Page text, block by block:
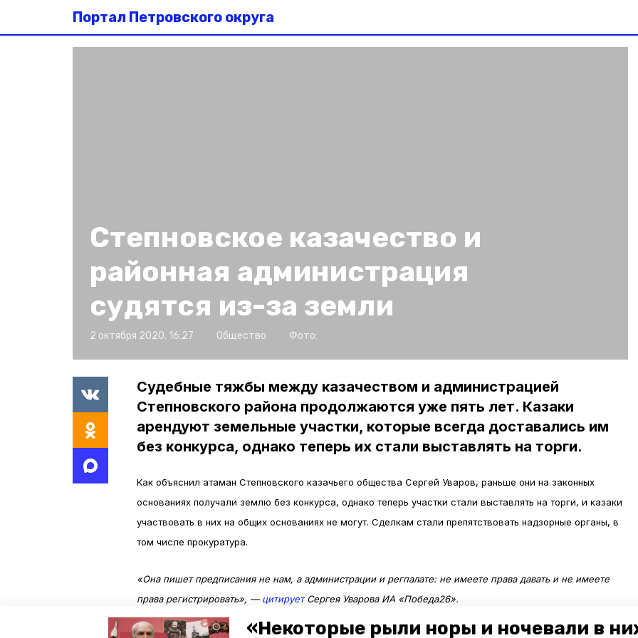
«Некоторые рыли норы и ночевали в
Портал Петровского округа
Степновское казачество и
районная администрация
судятся из-за земли
2 октября 2020, 16:27 Общество Фото:
Судебные тяжбы между казачеством и администрацией
Степновского района продолжаются уже пять лет. Казаки
арендуют земельные участки, которые всегда доставались им
без конкурса, однако теперь их стали выставлять на торги.
Как объяснил атаман Степновского казачьего общества Сергей Уваров, раньше они на законных
основаниях получали землю без конкурса, однако теперь участки стали выставлять на торги, и казаки
участвовать в них на общих основаниях не могут. Сделкам стали препятствовать надзорные органы, в
том числе прокуратура.
«Она пишет предписания не нам, а администрации и регпалате: не имеете права давать и не имеете
права регистрировать», — цитируетСергея Уварова ИА «Победа26».
В результате казачество уже пять лет судится по этому поводу. Сначала с администрацией района,